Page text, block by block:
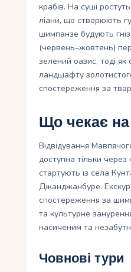
крабів. На суші
ліани, що створюють
шимпанзе будують
(червень–жовтень)
зелений оазис, тоді
ландшафту
спостереження за
Що чекає на
Відвідування
доступна тільки через
стартують із села
Джанджанбуре.
спостереження за
та культурне
насиченим та
Човнові тури